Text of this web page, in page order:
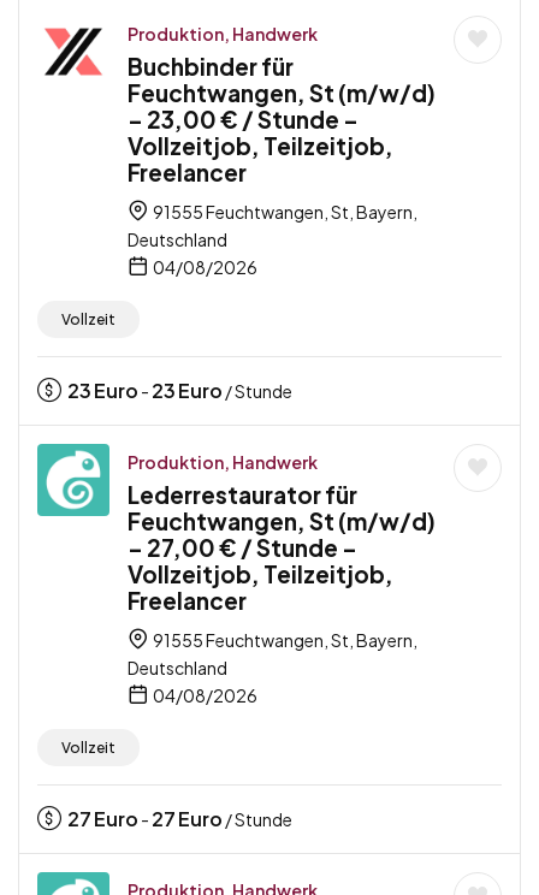
Produktion, Handwerk
Buchbinder für
Feuchtwangen, St (m/w/d)
– 23,00 € / Stunde –
Vollzeitjob, Teilzeitjob,
Freelancer
91555 Feuchtwangen, St, Bayern,
Deutschland
04/08/2026
Vollzeit
23Euro - 23Euro / Stunde
Produktion, Handwerk
Lederrestaurator für
Feuchtwangen, St (m/w/d)
– 27,00 € / Stunde –
Vollzeitjob, Teilzeitjob,
Freelancer
91555 Feuchtwangen, St, Bayern,
Deutschland
04/08/2026
Vollzeit
27Euro - 27Euro / Stunde
Produktion, Handwerk